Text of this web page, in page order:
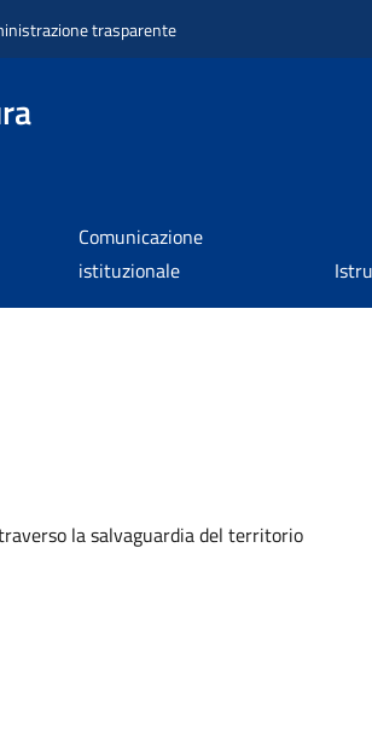
trasparente
Comunicazione
istituzionale
la salvaguardia del territorio